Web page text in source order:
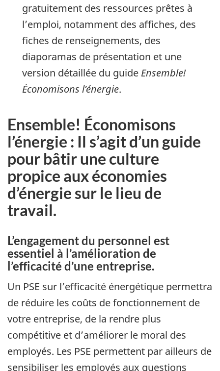
gratuitement des ressources prêtes à
l’emploi, notamment des affiches, des
fiches de renseignements, des
diaporamas de présentation et une
version détaillée du guide Ensemble!
Économisons l’énergie.
Ensemble! Économisons
l’énergie : Il s’agit d’un guide
pour bâtir une culture
propice aux économies
d’énergie sur le lieu de
travail.
L’engagement du personnel est
essentiel à l’amélioration de
l’efficacité d’une entreprise.
Un PSE sur l’efficacité énergétique permettra
de réduire les coûts de fonctionnement de
votre entreprise, de la rendre plus
compétitive et d’améliorer le moral des
employés. Les PSE permettent par ailleurs de
sensibiliser les employés aux questions